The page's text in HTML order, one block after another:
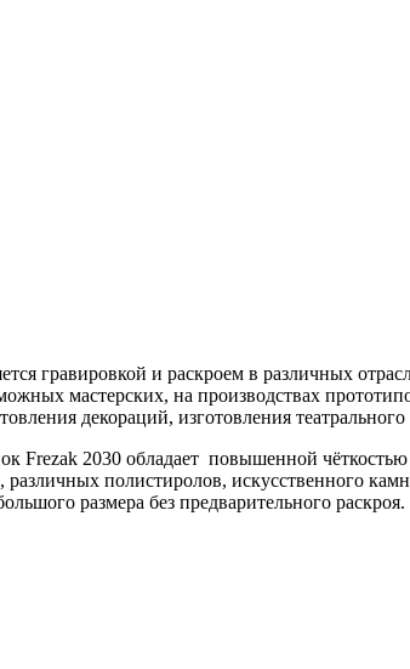
гравировкой и раскроем в различных
мастерских, на производствах
декораций, изготовления театрального
Frezak 2030 обладает повышенной
полистиролов, искусственного
размера без предварительного раскроя.